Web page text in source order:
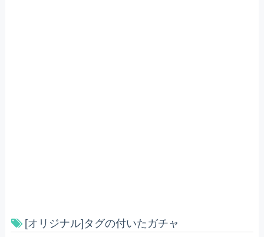
[オリジナル]タグの付いたガチャ